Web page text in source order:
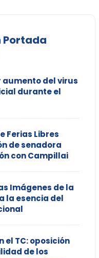
Portada
del virus
durante el
Ferias Libres
de senadora
con Campillai
Imágenes de la
la esencia del
el TC: oposición
de los